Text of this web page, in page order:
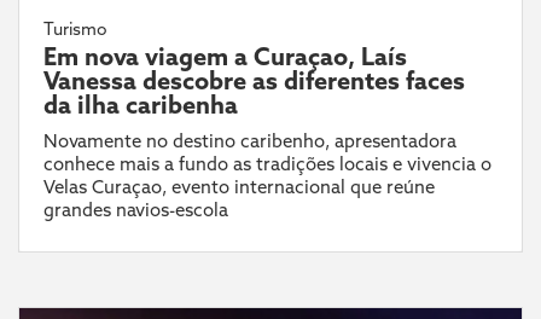
Turismo
Em nova viagem a Curaçao, Laís
Vanessa descobre as diferentes faces
da ilha caribenha
Novamente no destino caribenho, apresentadora
conhece mais a fundo as tradições locais e vivencia o
Velas Curaçao, evento internacional que reúne
grandes navios-escola